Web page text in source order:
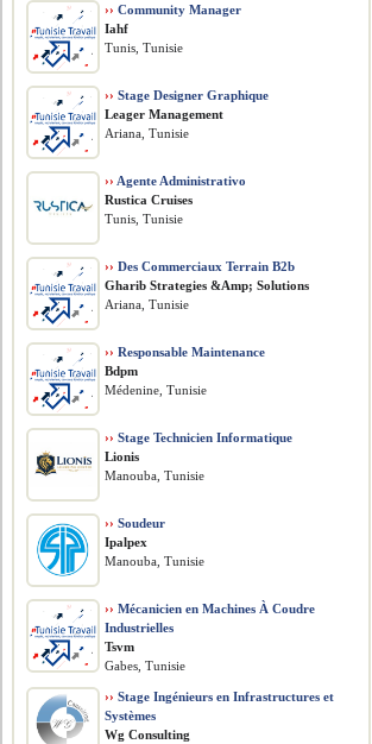
›› Community Manager
Iahf
Tunis, Tunisie
›› Stage Designer Graphique
Leager Management
Ariana, Tunisie
›› Agente Administrativo
Rustica Cruises
Tunis, Tunisie
›› Des Commerciaux Terrain B2b
Gharib Strategies &Amp; Solutions
Ariana, Tunisie
›› Responsable Maintenance
Bdpm
Médenine, Tunisie
›› Stage Technicien Informatique
Lionis
Manouba, Tunisie
›› Soudeur
Ipalpex
Manouba, Tunisie
›› Mécanicien en Machines À Coudre
Industrielles
Tsvm
Gabes, Tunisie
›› Stage Ingénieurs en Infrastructures et
Systèmes
Wg Consulting